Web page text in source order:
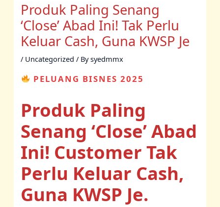
Produk Paling Senang
‘Close’ Abad Ini! Tak Perlu
Keluar Cash, Guna KWSP Je
/ Uncategorized / Bysyedmmx
PELUANG BISNES 2025
Produk Paling
Senang ‘Close’ Abad
Ini! Customer Tak
Perlu Keluar Cash,
Guna KWSP Je.